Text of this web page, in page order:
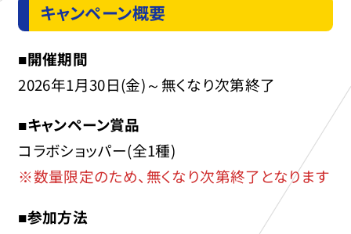
キャンペーン概要
■開催期間
2026年1月30日(金)～無くなり次第終了
■キャンペーン賞品
コラボショッパー(全1種)
※数量限定のため、無くなり次第終了となります
■参加方法